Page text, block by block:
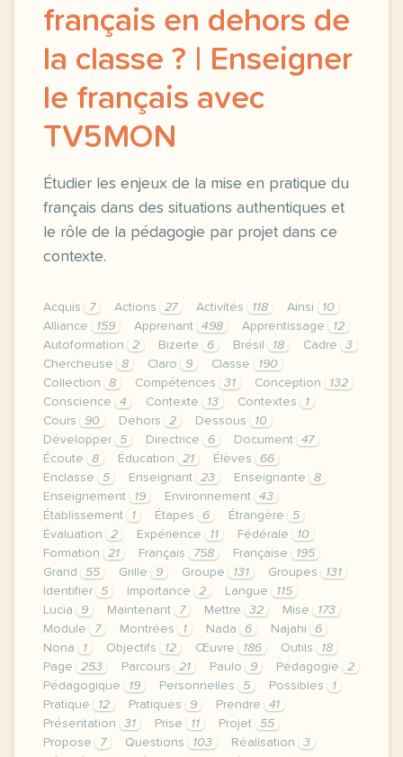
français en dehors de
la classe ? | Enseigner
le français avec
TV5MON
Étudier les enjeux de la mise en pratique du
français dans des situations authentiques et
le rôle de la pédagogie par projet dans ce
contexte.
Acquis 7 Actions 27 Activités 118 Ainsi
10
Alliance
159 Apprenant 498 Apprentissage
12
Autoformation
2 Bizerte 6 Brésil 18 Cadre
3
Chercheuse
8 Claro 9 Classe
190
Collection
8 Compétences 31 Conception
132
Conscience
4 Contexte 13 Contextes
1
Cours
90 Dehors 2 Dessous
10
Développer
5 Directrice 6 Document
47
Écoute
8 Éducation 21 Élèves
66
Enclasse
5 Enseignant 23 Enseignante
8
Enseignement
19 Environnement
43
Établissement
1 Étapes 6 Étrangère
5
Évaluation
2 Expérience 11 Fédérale
10
Formation
21 Français 758 Française
195
Grand
55 Grille 9 Groupe 131 Groupes
131
Identifier
5 Importance 2 Langue
115
Lucia
9 Maintenant 7 Mettre 32 Mise
173
Module
7 Montrées 1 Nada 6 Najahi
6
Nona
1 Objectifs 12 Œuvre 186 Outils
18
Page
253 Parcours 21 Paulo 9 Pédagogie
2
Pédagogique
19 Personnelles 5 Possibles
1
Pratique
12 Pratiques 9 Prendre
41
Présentation
31 Prise 11 Projet
55
Propose
7 Questions 103 Réalisation
3